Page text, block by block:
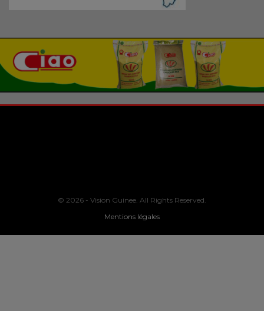
© 2026 - Vision Guinee. All Rights Reserved.
Mentions légales